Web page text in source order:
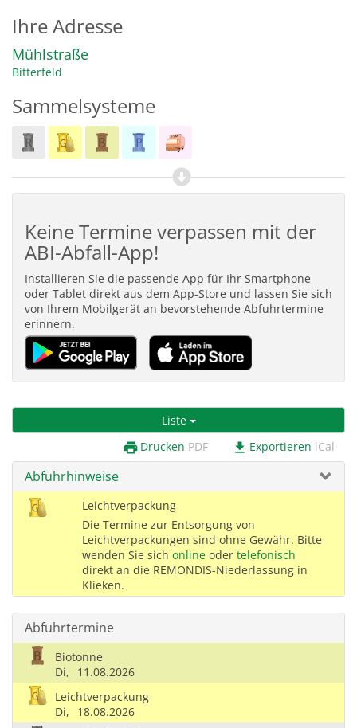
Ihre Adresse
Mühlstraße
Bitterfeld
Sammelsysteme
Keine Termine verpassen mit der
ABI-Abfall-App!
Installieren Sie die passende App für Ihr Smartphone
oder Tablet direkt aus dem App-Store und lassen Sie sich
von Ihrem Mobilgerät an bevorstehende Abfuhrtermine
erinnern.
Liste
print Drucken PDF download Exportieren iCal
Abfuhrhinweise
Leichtverpackung
Die Termine zur Entsorgung von
Leichtverpackungen sind ohne Gewähr. Bitte
wenden Sie sich online oder telefonisch
direkt an die REMONDIS-Niederlassung in
Klieken.
Abfuhrtermine
Biotonne
Di,
11.08.2026
Leichtverpackung
Di,
18.08.2026